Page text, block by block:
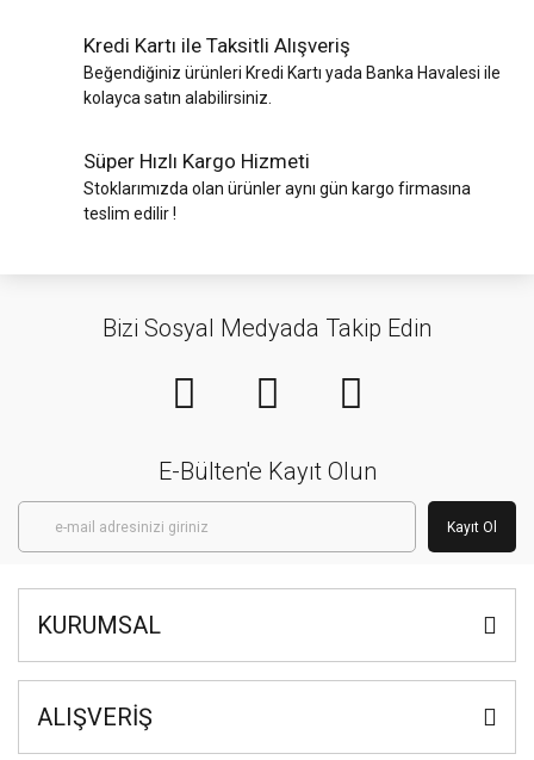
Kredi Kartı ile Taksitli Alışveriş
Beğendiğiniz ürünleri Kredi Kartı yada Banka Havalesi ile
kolayca satın alabilirsiniz.
Süper Hızlı Kargo Hizmeti
Stoklarımızda olan ürünler aynı gün kargo firmasına
teslim edilir !
Bizi Sosyal Medyada Takip Edin
E-Bülten'e Kayıt Olun
Kayıt Ol
KURUMSAL
ALIŞVERİŞ